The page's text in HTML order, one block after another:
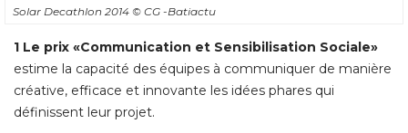
Solar Decathlon 2014 © CG -Batiactu
1 Le prix «Communication et Sensibilisation Sociale»
estime la capacité des équipes à communiquer de manière
créative, efficace et innovante les idées phares qui
définissent leur projet.